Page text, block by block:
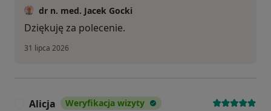
dr n. med. Jacek Gocki
Dziękuję za polecenie.
31 lipca 2026
Alicja Weryfikacja wizyty